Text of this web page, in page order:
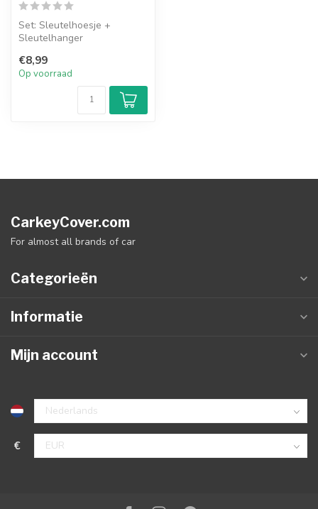
Set: Sleutelhoesje +
Sleutelhanger
€8,99
Op voorraad
CarkeyCover.com
For almost all brands of car
Categorieën
Informatie
Mijn account
€